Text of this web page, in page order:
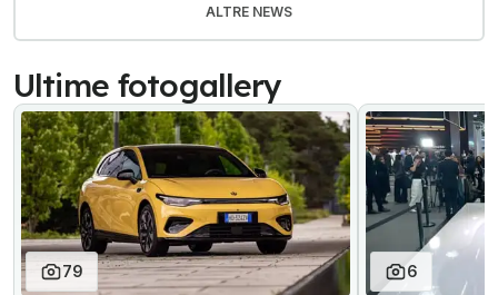
ALTRE NEWS
Ultime fotogallery
79 6